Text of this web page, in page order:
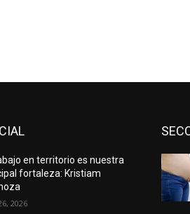
en territorio es nuestra
fortaleza: Kristiam
2026